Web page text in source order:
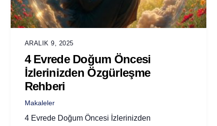
ARALIK 9, 2025
4 Evrede Doğum Öncesi
İzlerinizden Özgürleşme
Rehberi
Makaleler
4 Evrede Doğum Öncesi İzlerinizden